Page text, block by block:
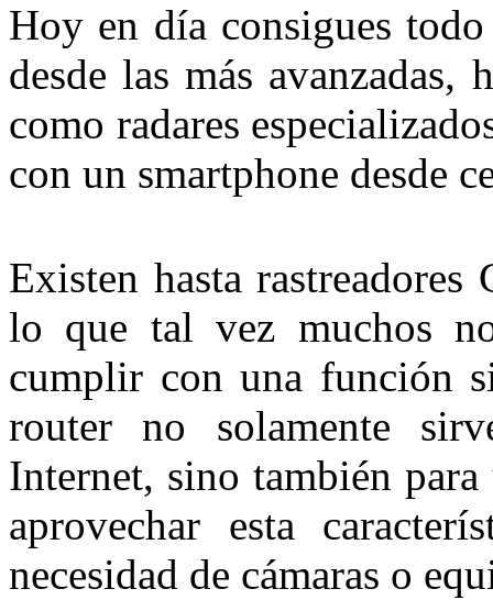
Hoy en día consigues
desde las más avanzadas,
como radares
con un smartphone desde
Existen hasta
lo que tal vez muchos
cumplir con una función
router no solamente
Internet, sino también
aprovechar esta
necesidad de cámaras o